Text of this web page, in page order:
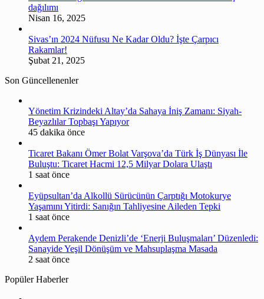
dağılımı
Nisan 16, 2025
Sivas’ın 2024 Nüfusu Ne Kadar Oldu? İşte Çarpıcı
Rakamlar!
Şubat 21, 2025
Son Güncellenenler
Yönetim Krizindeki Altay’da Sahaya İniş Zamanı: Siyah-
Beyazlılar Topbaşı Yapıyor
45 dakika önce
Ticaret Bakanı Ömer Bolat Varşova’da Türk İş Dünyası İle
Buluştu: Ticaret Hacmi 12,5 Milyar Dolara Ulaştı
1 saat önce
Eyüpsultan’da Alkollü Sürücünün Çarptığı Motokurye
Yaşamını Yitirdi: Sanığın Tahliyesine Aileden Tepki
1 saat önce
Aydem Perakende Denizli’de ‘Enerji Buluşmaları’ Düzenledi:
Sanayide Yeşil Dönüşüm ve Mahsuplaşma Masada
2 saat önce
Popüler Haberler